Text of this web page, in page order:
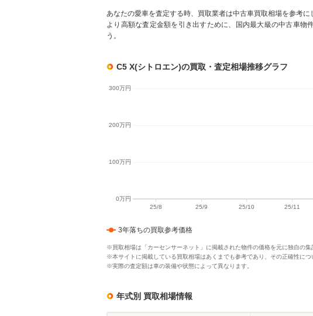
あなたの愛車を査定する時、買取業者は中古車買取相場を参考に
より高額な査定金額を引き出すために、国内最大級の中古車物
う。
C5 X(シトロエン)の買取・査定相場推移グラフ
3年落ちの買取参考価格
※買取相場は「カーセンサーネット」に掲載された物件の価格を元に独自の集
※本サイトに掲載している買取相場はあくまでも参考であり、その正確性につ
※実際の査定額は車の装備や状態によって異なります。
年式別 買取相場情報